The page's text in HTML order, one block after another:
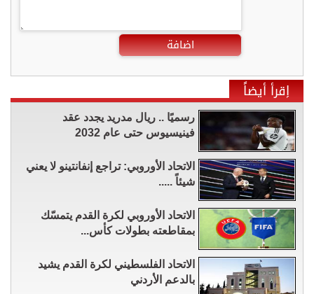
اضافة
إقرأ أيضاً
رسميًا .. ريال مدريد يجدد عقد
فينيسيوس حتى عام 2032
الاتحاد الأوروبي: تراجع إنفانتينو لا يعني
شيئاً .....
الاتحاد الأوروبي لكرة القدم يتمسّك
بمقاطعته بطولات كأس...
الاتحاد الفلسطيني لكرة القدم يشيد
بالدعم الأردني